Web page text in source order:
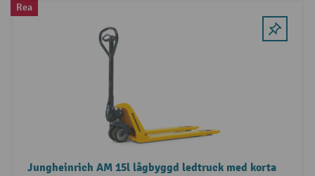
Rea
Jungheinrich AM 15l lågbyggd ledtruck med korta